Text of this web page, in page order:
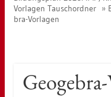
Vor­la­gen Tausch­ord­ner
bra-Vor­la­gen